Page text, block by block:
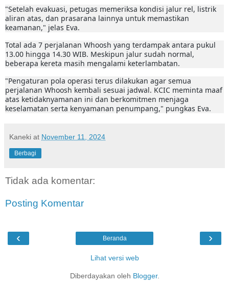
"Setelah evakuasi, petugas memeriksa kondisi jalur rel, listrik
aliran atas, dan prasarana lainnya untuk memastikan
keamanan," jelas Eva.
Total ada 7 perjalanan Whoosh yang terdampak antara pukul
13.00 hingga 14.30 WIB. Meskipun jalur sudah normal,
beberapa kereta masih mengalami keterlambatan.
"Pengaturan pola operasi terus dilakukan agar semua
perjalanan Whoosh kembali sesuai jadwal. KCIC meminta maaf
atas ketidaknyamanan ini dan berkomitmen menjaga
keselamatan serta kenyamanan penumpang," pungkas Eva.
Kaneki at November 11, 2024
Berbagi
Tidak ada komentar:
Posting Komentar
‹ ›
Beranda
Lihat versi web
Diberdayakan oleh Blogger.